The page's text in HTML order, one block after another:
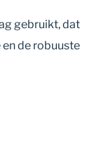
gebruikt, dat
de robuuste